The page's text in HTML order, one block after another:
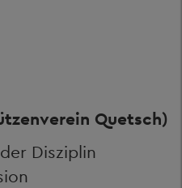
Quetsch)
Disziplin